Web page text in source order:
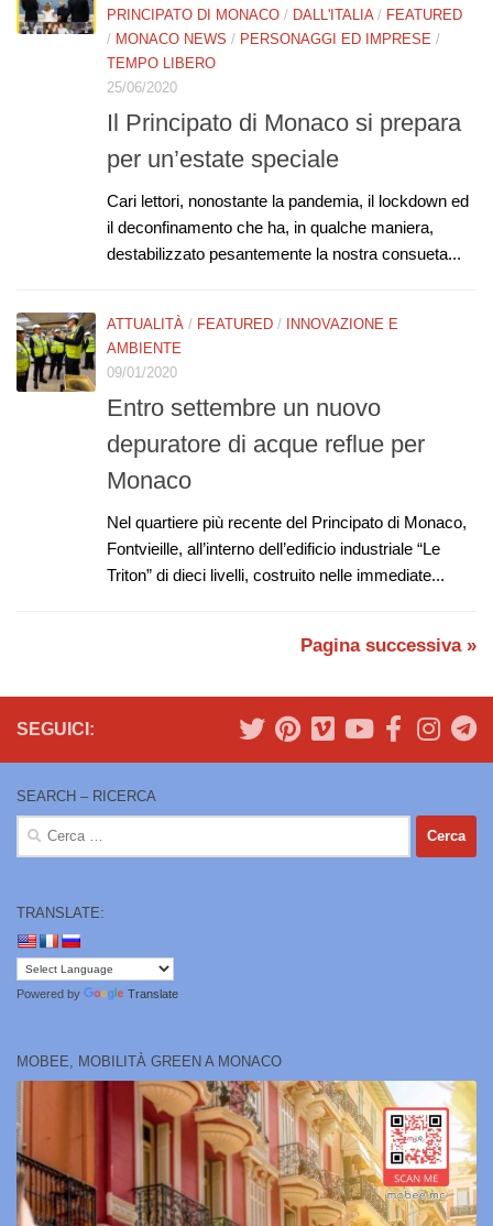
PRINCIPATO DI MONACO / DALL'ITALIA / FEATURED
/ MONACO NEWS / PERSONAGGI ED IMPRESE /
TEMPO LIBERO
25/06/2020
Il Principato di Monaco si prepara
per un’estate speciale
Cari lettori, nonostante la pandemia, il lockdown ed
il deconfinamento che ha, in qualche maniera,
destabilizzato pesantemente la nostra consueta...
ATTUALITÀ / FEATURED / INNOVAZIONE E
AMBIENTE
09/01/2020
Entro settembre un nuovo
depuratore di acque reflue per
Monaco
Nel quartiere più recente del Principato di Monaco,
Fontvieille, all’interno dell’edificio industriale “Le
Triton” di dieci livelli, costruito nelle immediate...
Pagina successiva »
SEGUICI:
SEARCH – RICERCA
Ricerca
TRANSLATE:
Powered by Translate
MOBEE, MOBILITÀ GREEN A MONACO